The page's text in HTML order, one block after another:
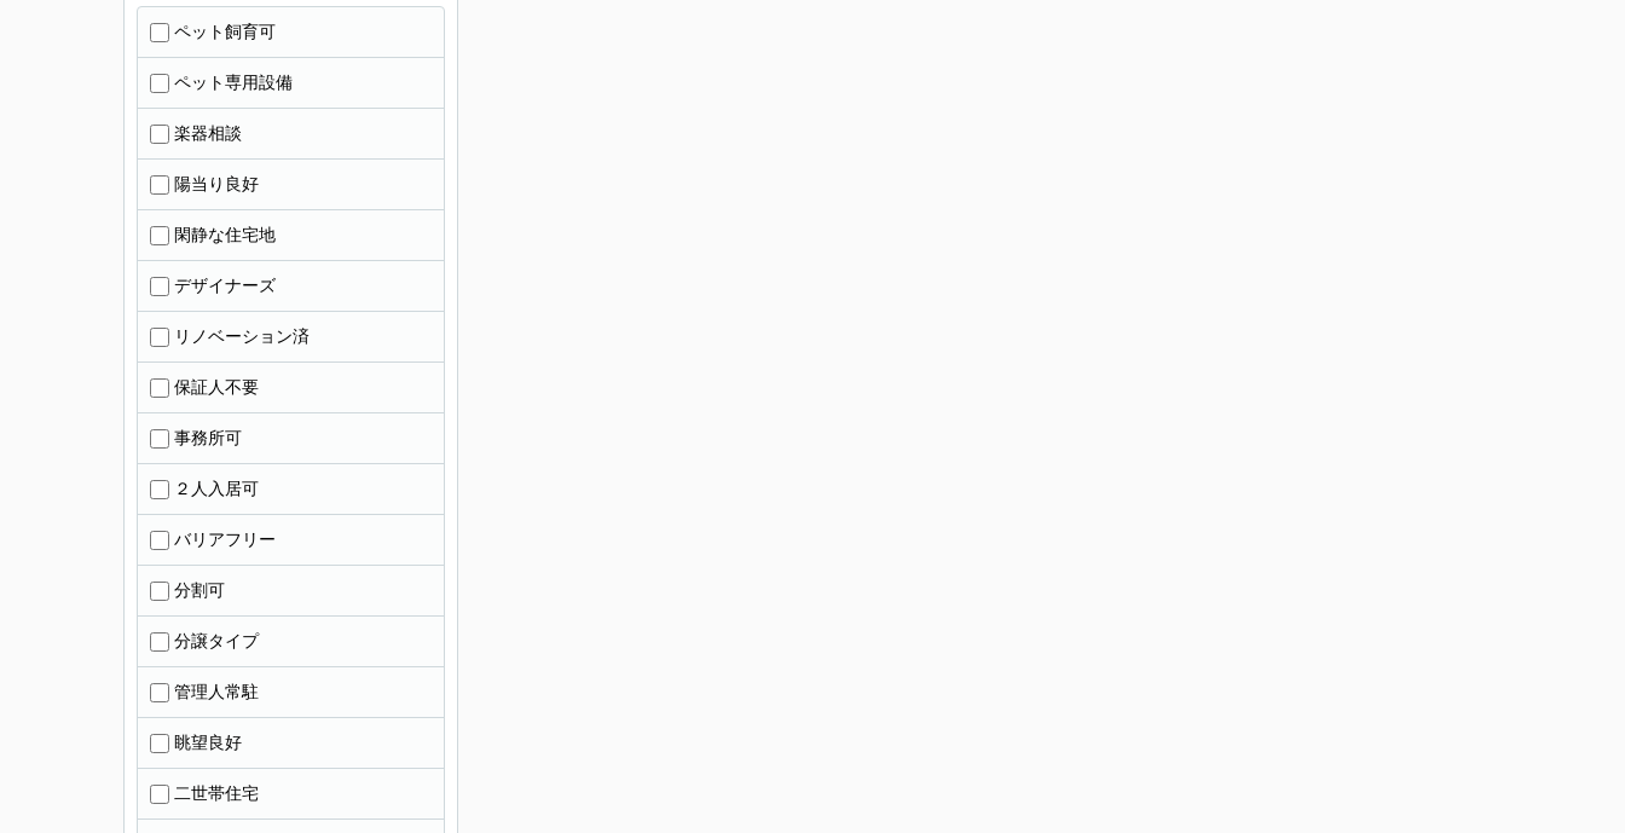
ペット飼育可
ペット専用設備
楽器相談
陽当り良好
閑静な住宅地
デザイナーズ
リノベーション済
保証人不要
事務所可
２人入居可
バリアフリー
分割可
分譲タイプ
管理人常駐
眺望良好
二世帯住宅